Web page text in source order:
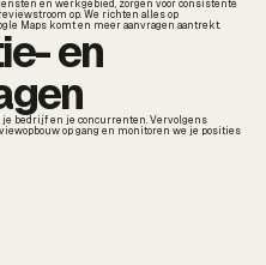
en werkgebied, zorgen voor consistente
op. We richten alles op
Maps komt en meer aanvragen aantrekt.
en
bedrijf en je concurrenten. Vervolgens
op gang en monitoren we je posities